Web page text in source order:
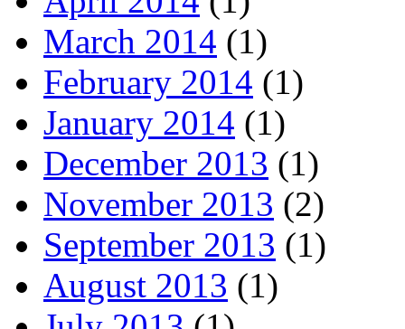
March 2014 (1)
February 2014 (1)
January 2014 (1)
December 2013 (1)
November 2013 (2)
September 2013 (1)
August 2013 (1)